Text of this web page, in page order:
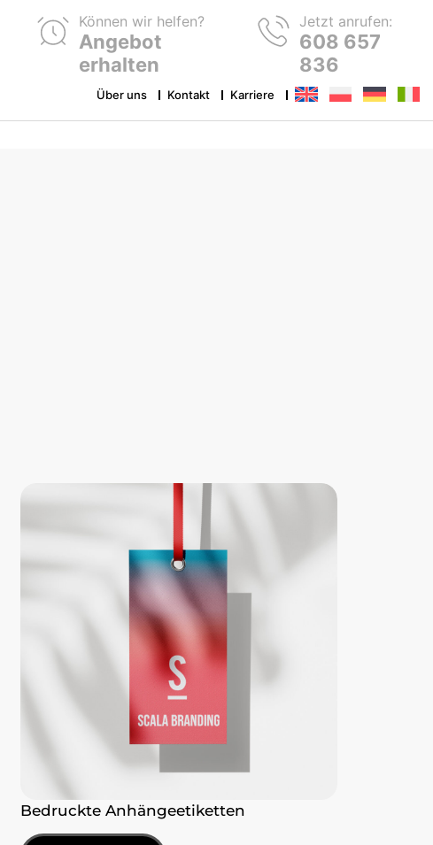
Können wir helfen?
Angebot
erhalten
Jetzt anrufen:
608 657
836
Über uns Kontakt Karriere
Bedruckte Anhängeetiketten